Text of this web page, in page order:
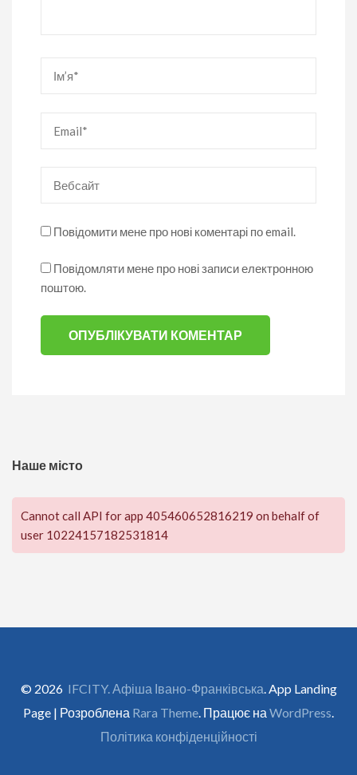
Повідомити мене про нові коментарі по email.
Повідомляти мене про нові записи електронною
поштою.
Наше місто
Cannot call API for app 405460652816219 on behalf of
user 10224157182531814
© 2026 IFCITY. Афіша Івано-Франківська . App Landing
Page | Розроблена Rara Theme . Працює на WordPress
Політика конфіденційності